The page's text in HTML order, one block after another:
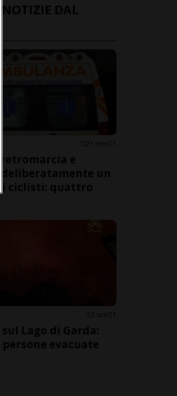
NOTIZIE DAL
21 min 1
e
un
ciclisti: quattro
3 ore 1
Lago di Garda:
evacuate